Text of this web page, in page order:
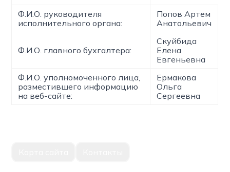
Ф.И.О. руководителя
исполнительного органа:
Попов Артем
Анатольевич
Ф.И.О. главного бухгалтера:
Скуйбида
Елена
Евгеньевна
Ф.И.О. уполномоченного лица,
разместившего информацию
на веб-сайте:
Ермакова
Ольга
Сергеевна